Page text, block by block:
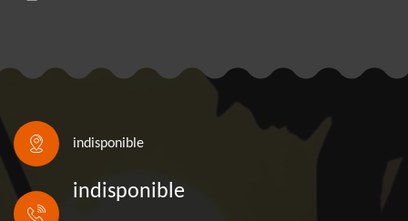
indisponible
indisponible